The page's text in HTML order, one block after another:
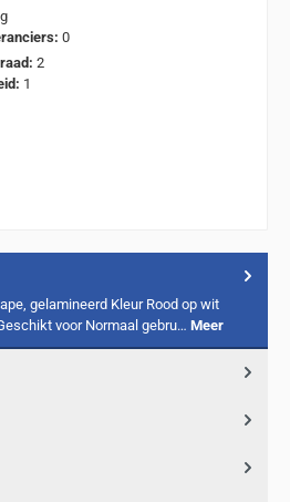
0
2
1
gelamineerd Kleur Rood op wit
voor Normaal gebru… Meer